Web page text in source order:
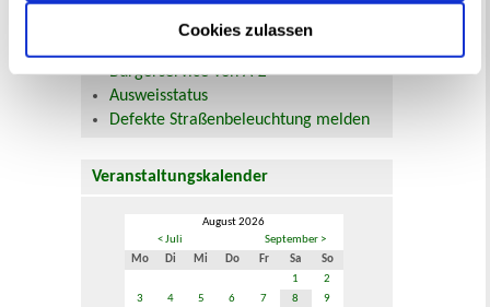
Cookies zulassen
Öffnungszeiten
Bürgerservice von A-Z
Ausweisstatus
Defekte Straßenbeleuchtung melden
Veranstaltungskalender
August 2026
< Juli
September >
Mo
Di Mi Do Fr Sa
So
1
2
3
4 5 6 7 8
9